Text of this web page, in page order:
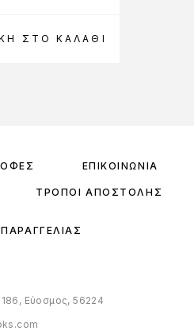
ΣΤΟ ΚΑΛΆΘΙ
ΕΠΙΚΟΙΝΩΝΊΑ
ΤΡΌΠΟΙ ΑΠΟΣΤΟΛΉΣ
Εύοσμος, 56224